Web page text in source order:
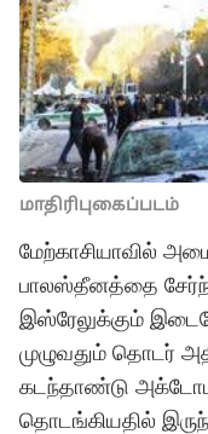
மாதிரிபுகைப்படம்
மேற்காசியாவில்
பாலஸ்தீனத்தை
இஸ்ரேலுக்கும்
முழுவதும் தொடர்
கடந்தாண்டு
தொடங்கியதில்